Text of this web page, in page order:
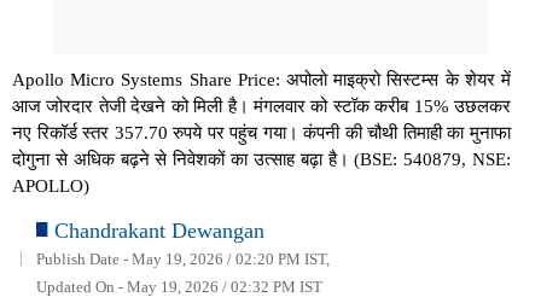
Apollo Micro Systems Share Price: अपोलो माइक्रो सिस्टम्स के शेयर में
आज जोरदार तेजी देखने को मिली है। मंगलवार को स्टॉक करीब 15% उछलकर
नए रिकॉर्ड स्तर 357.70 रुपये पर पहुंच गया। कंपनी की चौथी तिमाही का मुनाफा
दोगुना से अधिक बढ़ने से निवेशकों का उत्साह बढ़ा है। (BSE: 540879, NSE:
APOLLO)
Chandrakant Dewangan
Publish Date - May 19, 2026 / 02:20 PM IST,
Updated On - May 19, 2026 / 02:32 PM IST